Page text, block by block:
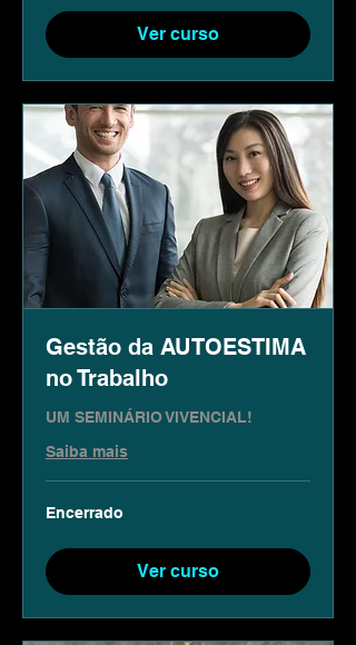
Ver curso
Gestão da AUTOESTIMA
no Trabalho
UM SEMINÁRIO VIVENCIAL!
Saiba mais
Encerrado
Ver curso